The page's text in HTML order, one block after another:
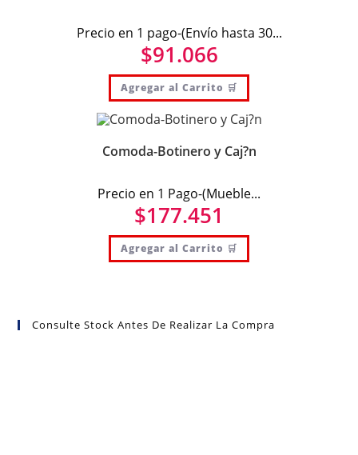
Precio en 1 pago-(Envío hasta 30...
$91.066
Agregar al Carrito 🛒
Comoda-Botinero y Caj?n
Precio en 1 Pago-(Mueble...
$177.451
Agregar al Carrito 🛒
Consulte Stock Antes De Realizar La Compra